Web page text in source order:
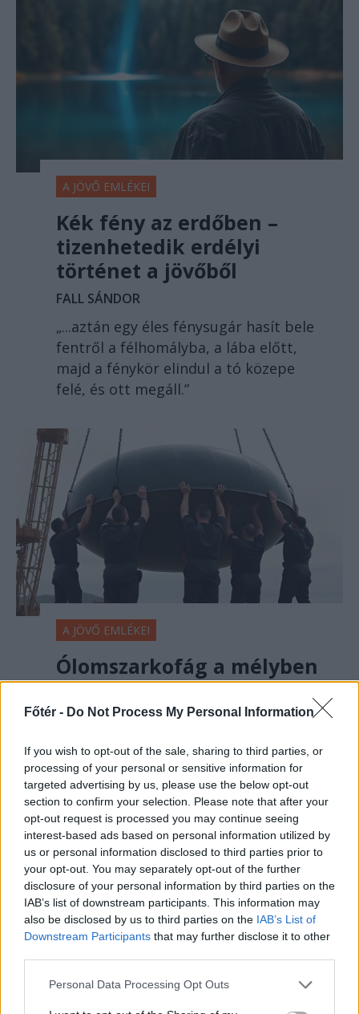
Főtér - Do Not Process My Personal Information
If you wish to opt-out of the sale, sharing to third parties, or
processing of your personal or sensitive information for
targeted advertising by us, please use the below opt-out
section to confirm your selection. Please note that after your
opt-out request is processed you may continue seeing
interest-based ads based on personal information utilized by
us or personal information disclosed to third parties prior to
your opt-out. You may separately opt-out of the further
disclosure of your personal information by third parties on the
IAB’s list of downstream participants. This information may
also be disclosed by us to third parties on the IAB’s List of
Downstream Participants that may further disclose it to other
Personal Data Processing Opt Outs
A JÖVŐ EMLÉKEI
Kék fény az erdőben –
tizenhetedik erdélyi
történet a jövőből
FALL SÁNDOR
„...aztán egy éles fénysugár hasít bele
fentről a félhomályba, a lába előtt,
majd a fénykör elindul a tó közepe
felé, és ott megáll.”
A JÖVŐ EMLÉKEI
Ólomszarkofág a mélyben
– tizenhatodik erdélyi
történet a jövőből
„Aztán az egyik paleoetnográfus
előállt, hogy az elemzőben fekvő
férfialak valószínűleg nem más, mint
Csaba királyfi, a székelyek legendás
vezére.”